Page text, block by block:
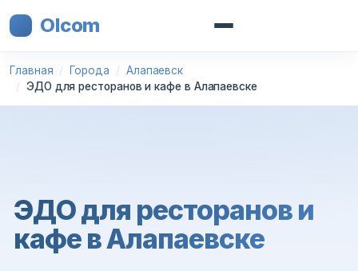
Olcom
Главная Города
Алапаевск
ЭДО для ресторанов и кафе в Алапаевске
ЭДО для ресторанов и
кафе в Алапаевске